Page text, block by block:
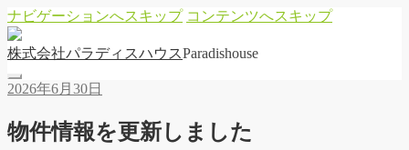
ナビゲーションへスキップ コンテンツへスキップ
株式会社パラディ スハウ スParadishouse
2026年6月30日
物件情報を更新しました